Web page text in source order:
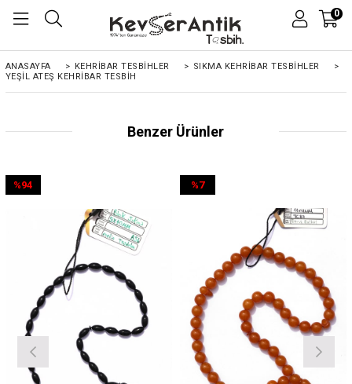
0
ANASAYFA > KEHRIBAR TESBIHLER > SIKMA KEHRİBAR TESBİHLER
>
YEŞIL ATEŞ KEHRIBAR TESBIH
Benzer Ürünler
%94
%7